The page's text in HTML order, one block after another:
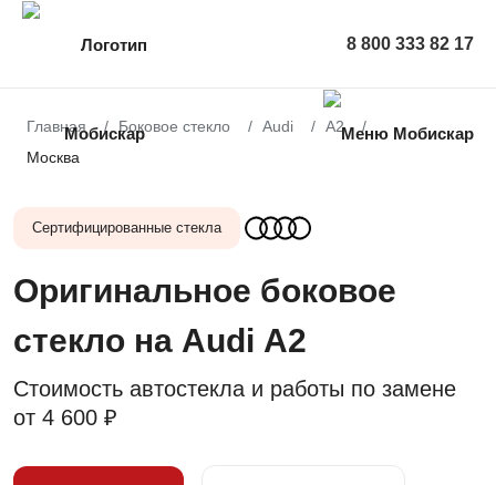
8 800 333 82 17
Главная Боковое стекло Audi
A2
Москва
Сертифицированные стекла
Оригинальное боковое
стекло на Audi A2
Стоимость автостекла и работы по замене
от 4 600 ₽